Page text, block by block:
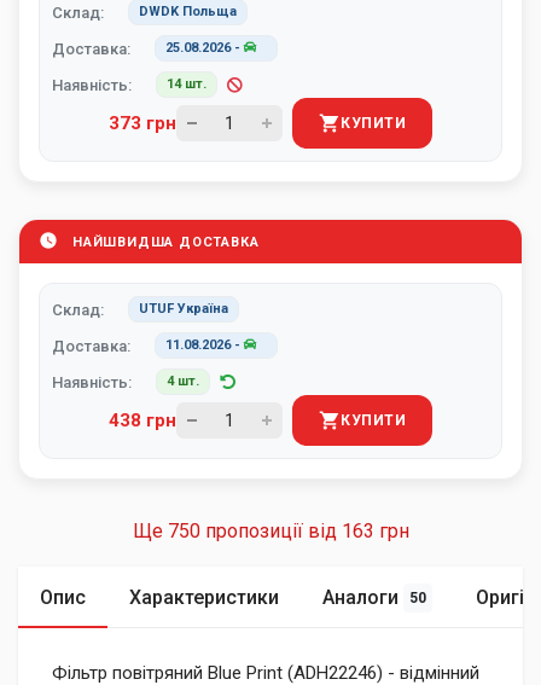
Склад: DWDK Польща
Доставка: 25.08.2026-
Наявність: 14 шт.
373 грн КУПИТИ
НАЙШВИДША ДОСТАВКА
Склад: UTUF Україна
Доставка: 11.08.2026-
Наявність: 4 шт.
438 грн КУПИТИ
Ще 750 пропозиції від 163 грн
Опис Характеристики Аналоги 50
Фільтр повітряний Blue Print (ADH22246) - відмінний